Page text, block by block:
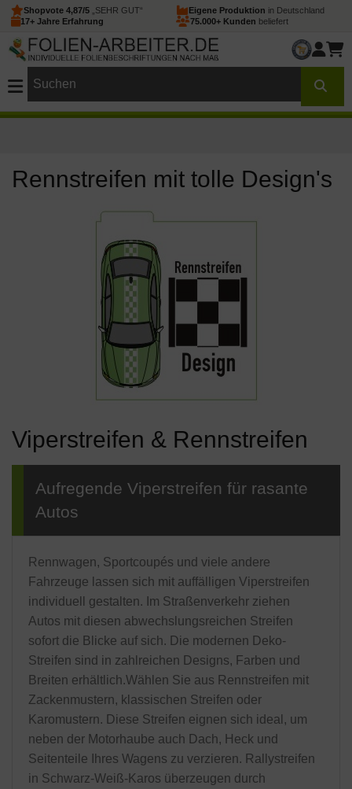
Shopvote 4,87/5 „SEHR GUT“ Eigene Produktion in Deutschland
17+ Jahre Erfahrung
75.000+ Kunden beliefert
Rennstreifen mit tolle Design's
Viperstreifen & Rennstreifen
Aufregende Viperstreifen für rasante
Autos
Rennwagen, Sportcoupés und viele andere
Fahrzeuge lassen sich mit auffälligen Viperstreifen
individuell gestalten. Im Straßenverkehr ziehen
Autos mit diesen abwechslungsreichen Streifen
sofort die Blicke auf sich. Die modernen Deko-
Streifen sind in zahlreichen Designs, Farben und
Breiten erhältlich.Wählen Sie aus Rennstreifen mit
Zackenmustern, klassischen Streifen oder
Karomustern. Diese Streifen eignen sich ideal, um
neben der Motorhaube auch Dach, Heck und
Seitenteile Ihres Wagens zu verzieren. Rallystreifen
in Schwarz-Weiß-Karos überzeugen durch